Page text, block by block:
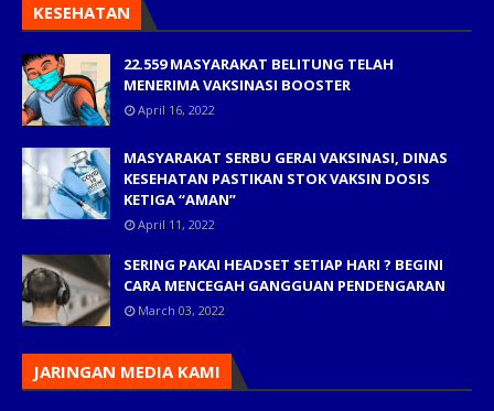
KESEHATAN
22.559 MASYARAKAT BELITUNG TELAH
MENERIMA VAKSINASI BOOSTER
April 16, 2022
MASYARAKAT SERBU GERAI VAKSINASI, DINAS
KESEHATAN PASTIKAN STOK VAKSIN DOSIS
KETIGA “AMAN”
April 11, 2022
SERING PAKAI HEADSET SETIAP HARI ? BEGINI
CARA MENCEGAH GANGGUAN PENDENGARAN
March 03, 2022
JARINGAN MEDIA KAMI